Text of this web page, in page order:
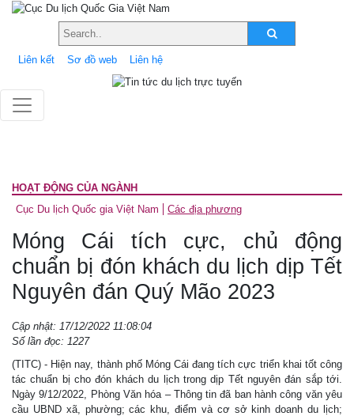
Liên kết Sơ đồ web Liên hệ
HOẠT ĐỘNG CỦA NGÀNH
Cục Du lịch Quốc gia Việt Nam
Các địa phương
Móng Cái tích cực, chủ động
chuẩn bị đón khách du lịch dịp Tết
Nguyên đán Quý Mão 2023
Cập nhật: 17/12/2022 11:08:04
Số lần đọc: 1227
(TITC) - Hiện nay, thành phố Móng Cái đang tích cực triển khai tốt công
tác chuẩn bị cho đón khách du lịch trong dịp Tết nguyên đán sắp tới.
Ngày 9/12/2022, Phòng Văn hóa – Thông tin đã ban hành công văn yêu
cầu UBND xã, phường; các khu, điểm và cơ sở kinh doanh du lịch;